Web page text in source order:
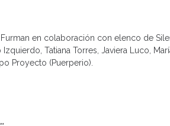
Furman en colaboración con elenco de
Izquierdo, Tatiana Torres, Javiera Luco,
Proyecto (Puerperio).